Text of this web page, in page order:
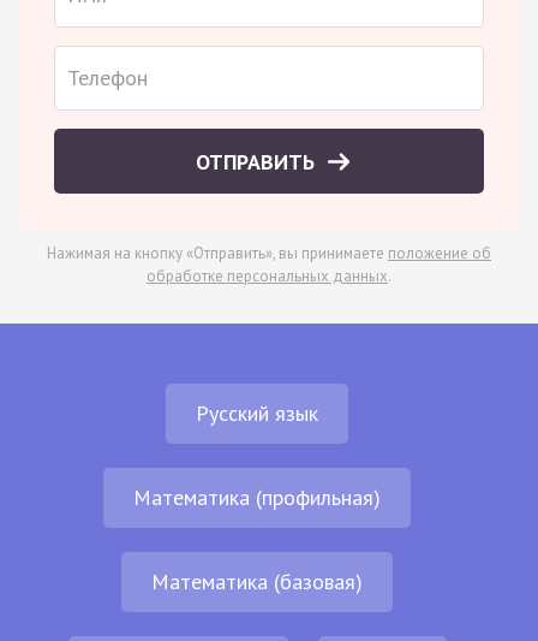
ОТПРАВИТЬ
Нажимая на кнопку «Отправить», вы принимаете положение об
обработке персональных данных.
Русский язык
Математика (профильная)
Математика (базовая)